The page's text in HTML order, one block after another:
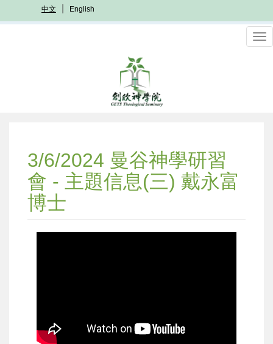
至
中文 English
3/6/2024 曼谷神學研習
會 - 主題信息(三) 戴永富
博士